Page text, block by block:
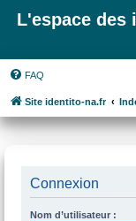
L'espace des
FAQ
Site identito-na.fr
Connexion
Nom d’utilisateur :